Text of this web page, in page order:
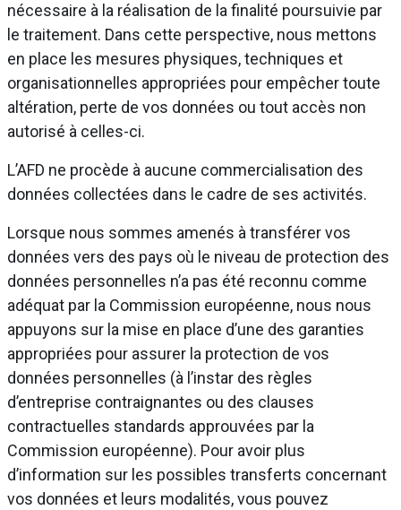
nécessaire à la réalisation de la finalité poursuivie par
le traitement. Dans cette perspective, nous mettons
en place les mesures physiques, techniques et
organisationnelles appropriées pour empêcher toute
altération, perte de vos données ou tout accès non
autorisé à celles-ci.
L’AFD ne procède à aucune commercialisation des
données collectées dans le cadre de ses activités.
Lorsque nous sommes amenés à transférer vos
données vers des pays où le niveau de protection des
données personnelles n’a pas été reconnu comme
adéquat par la Commission européenne, nous nous
appuyons sur la mise en place d’une des garanties
appropriées pour assurer la protection de vos
données personnelles (à l’instar des règles
d’entreprise contraignantes ou des clauses
contractuelles standards approuvées par la
Commission européenne). Pour avoir plus
d’information sur les possibles transferts concernant
vos données et leurs modalités, vous pouvez